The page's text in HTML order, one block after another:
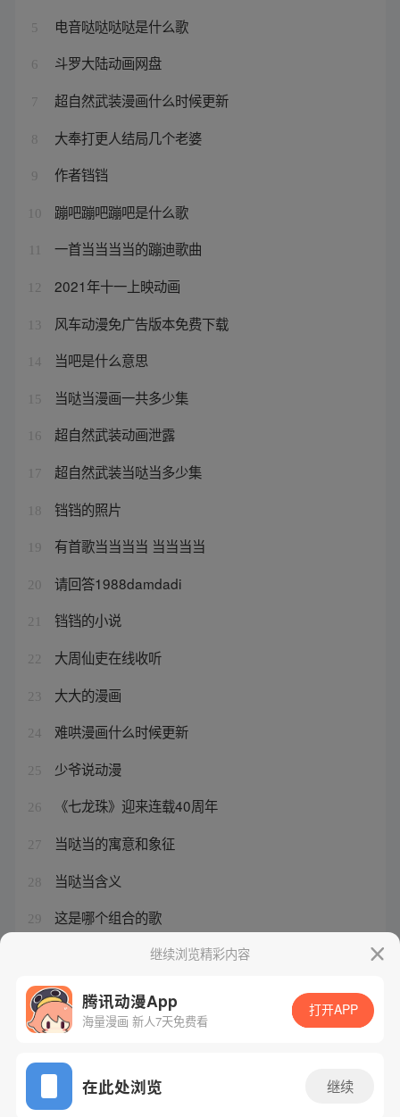
5 电音哒哒哒哒是什么歌
6 斗罗大陆动画网盘
7 超自然武装漫画什么时候更新
8 大奉打更人结局几个老婆
9 作者铛铛
10 蹦吧蹦吧蹦吧是什么歌
一首当当当当的蹦迪歌曲
12 2021年十一上映动画
13 风车动漫免广告版本免费下载
14 当吧是什么意思
15 当哒当漫画一共多少集
16 超自然武装动画泄露
17 超自然武装当哒当多少集
18 铛铛的照片
19 有首歌当当当当 当当当当
20 请回答1988damdadi
21 铛铛的小说
22 大周仙吏在线收听
23 大大的漫画
24 难哄漫画什么时候更新
25 少爷说动漫
26 《七龙珠》迎来连载40周年
27 当哒当的寓意和象征
28 当哒当含义
29 这是哪个组合的歌
王鹤棣大奉打更人定档继续浏览精彩内容
腾讯动漫App
海量漫画 新人7天免费看
打开APP
在此处浏览 继续
网站备案/许可证号：粤B2-20090059-5
Copyright©1998 - 2026 Tencent. All Rights Reserved